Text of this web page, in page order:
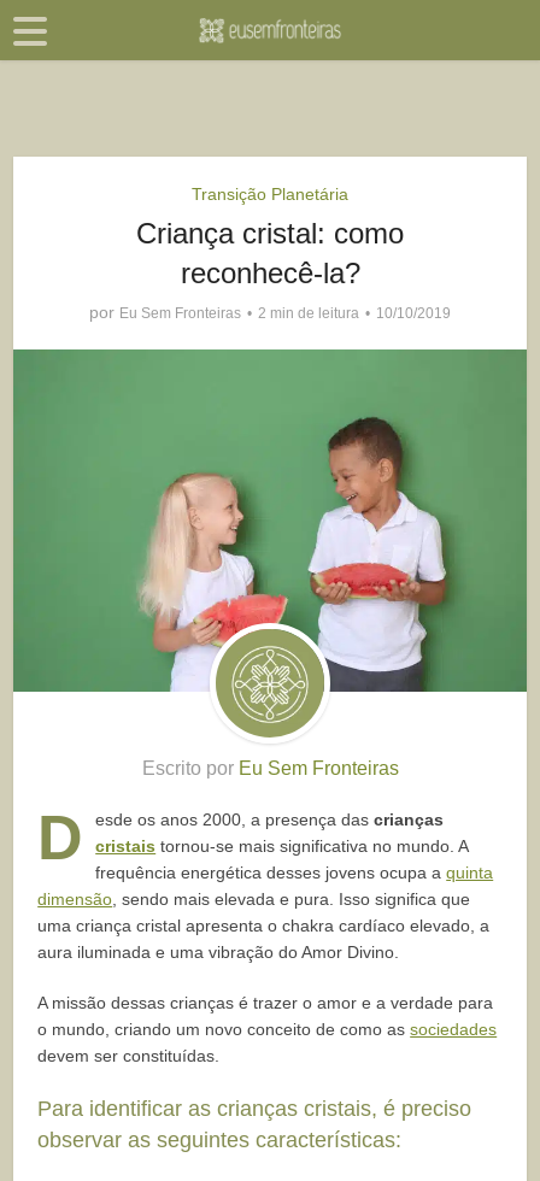
Transição Planetária
Criança cristal: como
reconhecê-la?
por Eu Sem Fronteiras 2 min de leitura 10/10/2019
Escrito por Eu Sem Fronteiras
D esde os anos 2000, a presença dascrianças
cristais tornou-se mais significativa no mundo. A
frequência energética desses jovens ocupa aquinta
dimensão , sendo mais elevada e pura. Isso significa que
uma criança cristal apresenta o chakra cardíaco elevado, a
aura iluminada e uma vibração do Amor Divino.
A missão dessas crianças é trazer o amor e a verdade para
o mundo, criando um novo conceito de como associedades
devem ser constituídas.
Para identificar as crianças cristais, é preciso
observar as seguintes características: